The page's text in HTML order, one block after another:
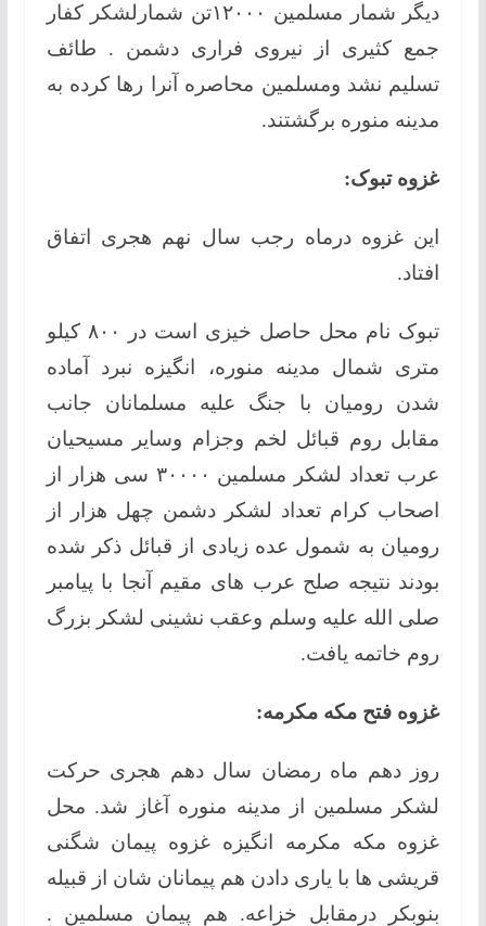
دیگر شمار مسلمین ۱۲۰۰۰تن شمارلشکر کفار
جمع کثیری از نیروی فراری دشمن . طائف
تسلیم نشد ومسلمین محاصره آنرا رها کرده به
مدینه منوره برگشتند.
غزوه تبوک:
این غزوه درماه رجب سال نهم هجری اتفاق
افتاد.
تبوک نام محل حاصل خیزی است در ۸۰۰ کیلو
متری شمال مدینه منوره، انگیزه نبرد آماده
شدن رومیان با جنگ علیه مسلمانان جانب
مقابل روم قبائل لخم وجزام وسایر مسیحیان
عرب تعداد لشکر مسلمین ۳۰۰۰۰ سی هزار از
اصحاب کرام تعداد لشکر دشمن چهل هزار از
رومیان به شمول عده زیادی از قبائل ذکر شده
بودند نتیجه صلح عرب های مقیم آنجا با پیامبر
صلی الله علیه وسلم وعقب نشینی لشکر بزرگ
روم خاتمه یافت.
غزوه فتح مکه مکرمه:
روز دهم ماه رمضان سال دهم هجری حرکت
لشکر مسلمین از مدینه منوره آغاز شد. محل
غزوه مکه مکرمه انگیزه غزوه پیمان شگنی
قریشی ها با یاری دادن هم پیمانان شان از قبیله
بنوبکر درمقابل خزاعه. هم پیمان مسلمين .